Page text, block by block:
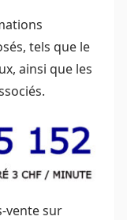
tels que le
ainsi que les
vente sur